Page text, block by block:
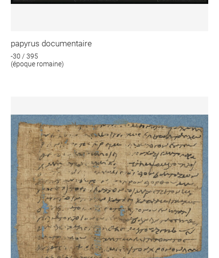
papyrus documentaire
-30 / 395
(époque romaine)